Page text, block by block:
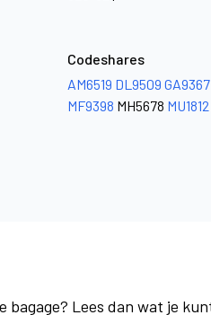
Codeshares
AM6519 DL9509 GA9367
MF9398 MH5678 MU1812
bagage? Lees dan wat je